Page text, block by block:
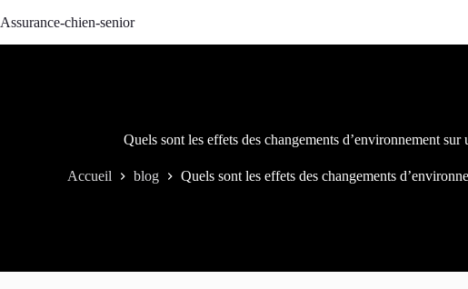
au
Assurance-chien-senior
Quels sont les effets des changements d’environnement sur
Accueil blog Quels sont les effets des changements